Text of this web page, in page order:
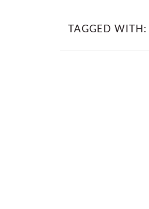
TAGGED WITH: